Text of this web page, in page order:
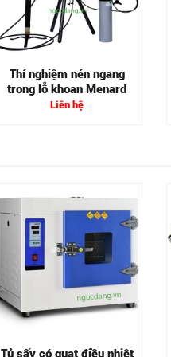
Thí nghiệm nén ngang
trong lỗ khoan Menard
Liên hệ
Tủ sấy có quạt điều nhiệt